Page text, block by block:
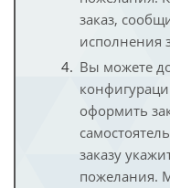
заказ,
исполнения
Вы можете
оформить
заказу
пожелания.